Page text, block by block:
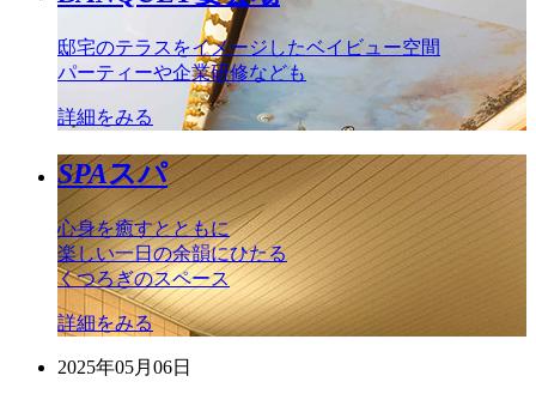
邸宅のテラスをイメージしたベイビュー空間
パーティーや企業研修なども
詳細をみる
SPAスパ
心身を癒すとともに
楽しい一日の余韻にひたる
くつろぎのスペース
詳細をみる
2025年05月06日